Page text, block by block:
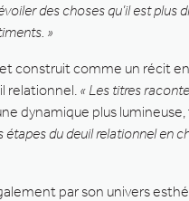
des choses qu’il est plus
»
construit comme un récit
relationnel. « Les titres
dynamique plus
du deuil relationnel en
par son univers